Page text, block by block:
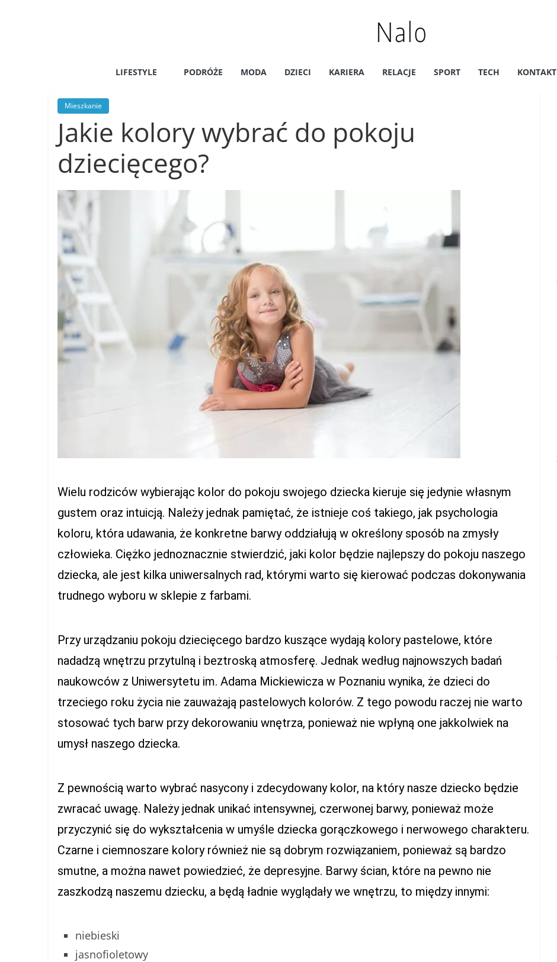
zakupy,
podróże,
moda,
kariera,
relacje
LIFESTYLE PODRÓŻE MODA DZIECI KARIERA RELACJE SPORT TECH KONTAKT
Mieszkanie
Jakie kolory wybrać do pokoju
dziecięcego?
Wielu rodziców wybierając kolor do pokoju swojego dziecka kieruje się jedynie własnym
gustem oraz intuicją. Należy jednak pamiętać, że istnieje coś takiego, jak psychologia
koloru, która udawania, że konkretne barwy oddziałują w określony sposób na zmysły
człowieka. Ciężko jednoznacznie stwierdzić, jaki kolor będzie najlepszy do pokoju naszego
dziecka, ale jest kilka uniwersalnych rad, którymi warto się kierować podczas dokonywania
trudnego wyboru w sklepie z farbami.
Przy urządzaniu pokoju dziecięcego bardzo kuszące wydają kolory pastelowe, które
nadadzą wnętrzu przytulną i beztroską atmosferę. Jednak według najnowszych badań
naukowców z Uniwersytetu im. Adama Mickiewicza w Poznaniu wynika, że dzieci do
trzeciego roku życia nie zauważają pastelowych kolorów. Z tego powodu raczej nie warto
stosować tych barw przy dekorowaniu wnętrza, ponieważ nie wpłyną one jakkolwiek na
umysł naszego dziecka.
Z pewnością warto wybrać nasycony i zdecydowany kolor, na który nasze dziecko będzie
zwracać uwagę. Należy jednak unikać intensywnej, czerwonej barwy, ponieważ może
przyczynić się do wykształcenia w umyśle dziecka gorączkowego i nerwowego charakteru.
Czarne i ciemnoszare kolory również nie są dobrym rozwiązaniem, ponieważ są bardzo
smutne, a można nawet powiedzieć, że depresyjne. Barwy ścian, które na pewno nie
zaszkodzą naszemu dziecku, a będą ładnie wyglądały we wnętrzu, to między innymi:
niebieski
jasnofioletowy